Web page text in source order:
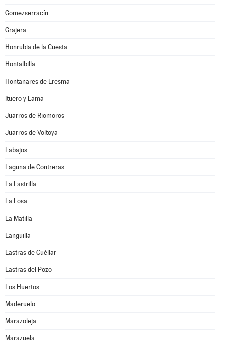
Gomezserracín
Grajera
Honrubia de la Cuesta
Hontalbilla
Hontanares de Eresma
Ituero y Lama
Juarros de Riomoros
Juarros de Voltoya
Labajos
Laguna de Contreras
La Lastrilla
La Losa
La Matilla
Languilla
Lastras de Cuéllar
Lastras del Pozo
Los Huertos
Maderuelo
Marazoleja
Marazuela